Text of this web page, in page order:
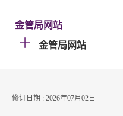
金管局网站
金管局网站
修订日期 : 2026年07月02日